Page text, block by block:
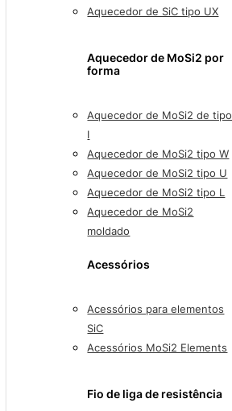
Aquecedor de SiC tipo UX
Aquecedor de MoSi2 por
forma
Aquecedor de MoSi2 de tipo
I
Aquecedor de MoSi2 tipo W
Aquecedor de MoSi2 tipo U
Aquecedor de MoSi2 tipo L
Aquecedor de MoSi2
moldado
Acessórios
Acessórios para elementos
SiC
Acessórios MoSi2 Elements
Fio de liga de resistência